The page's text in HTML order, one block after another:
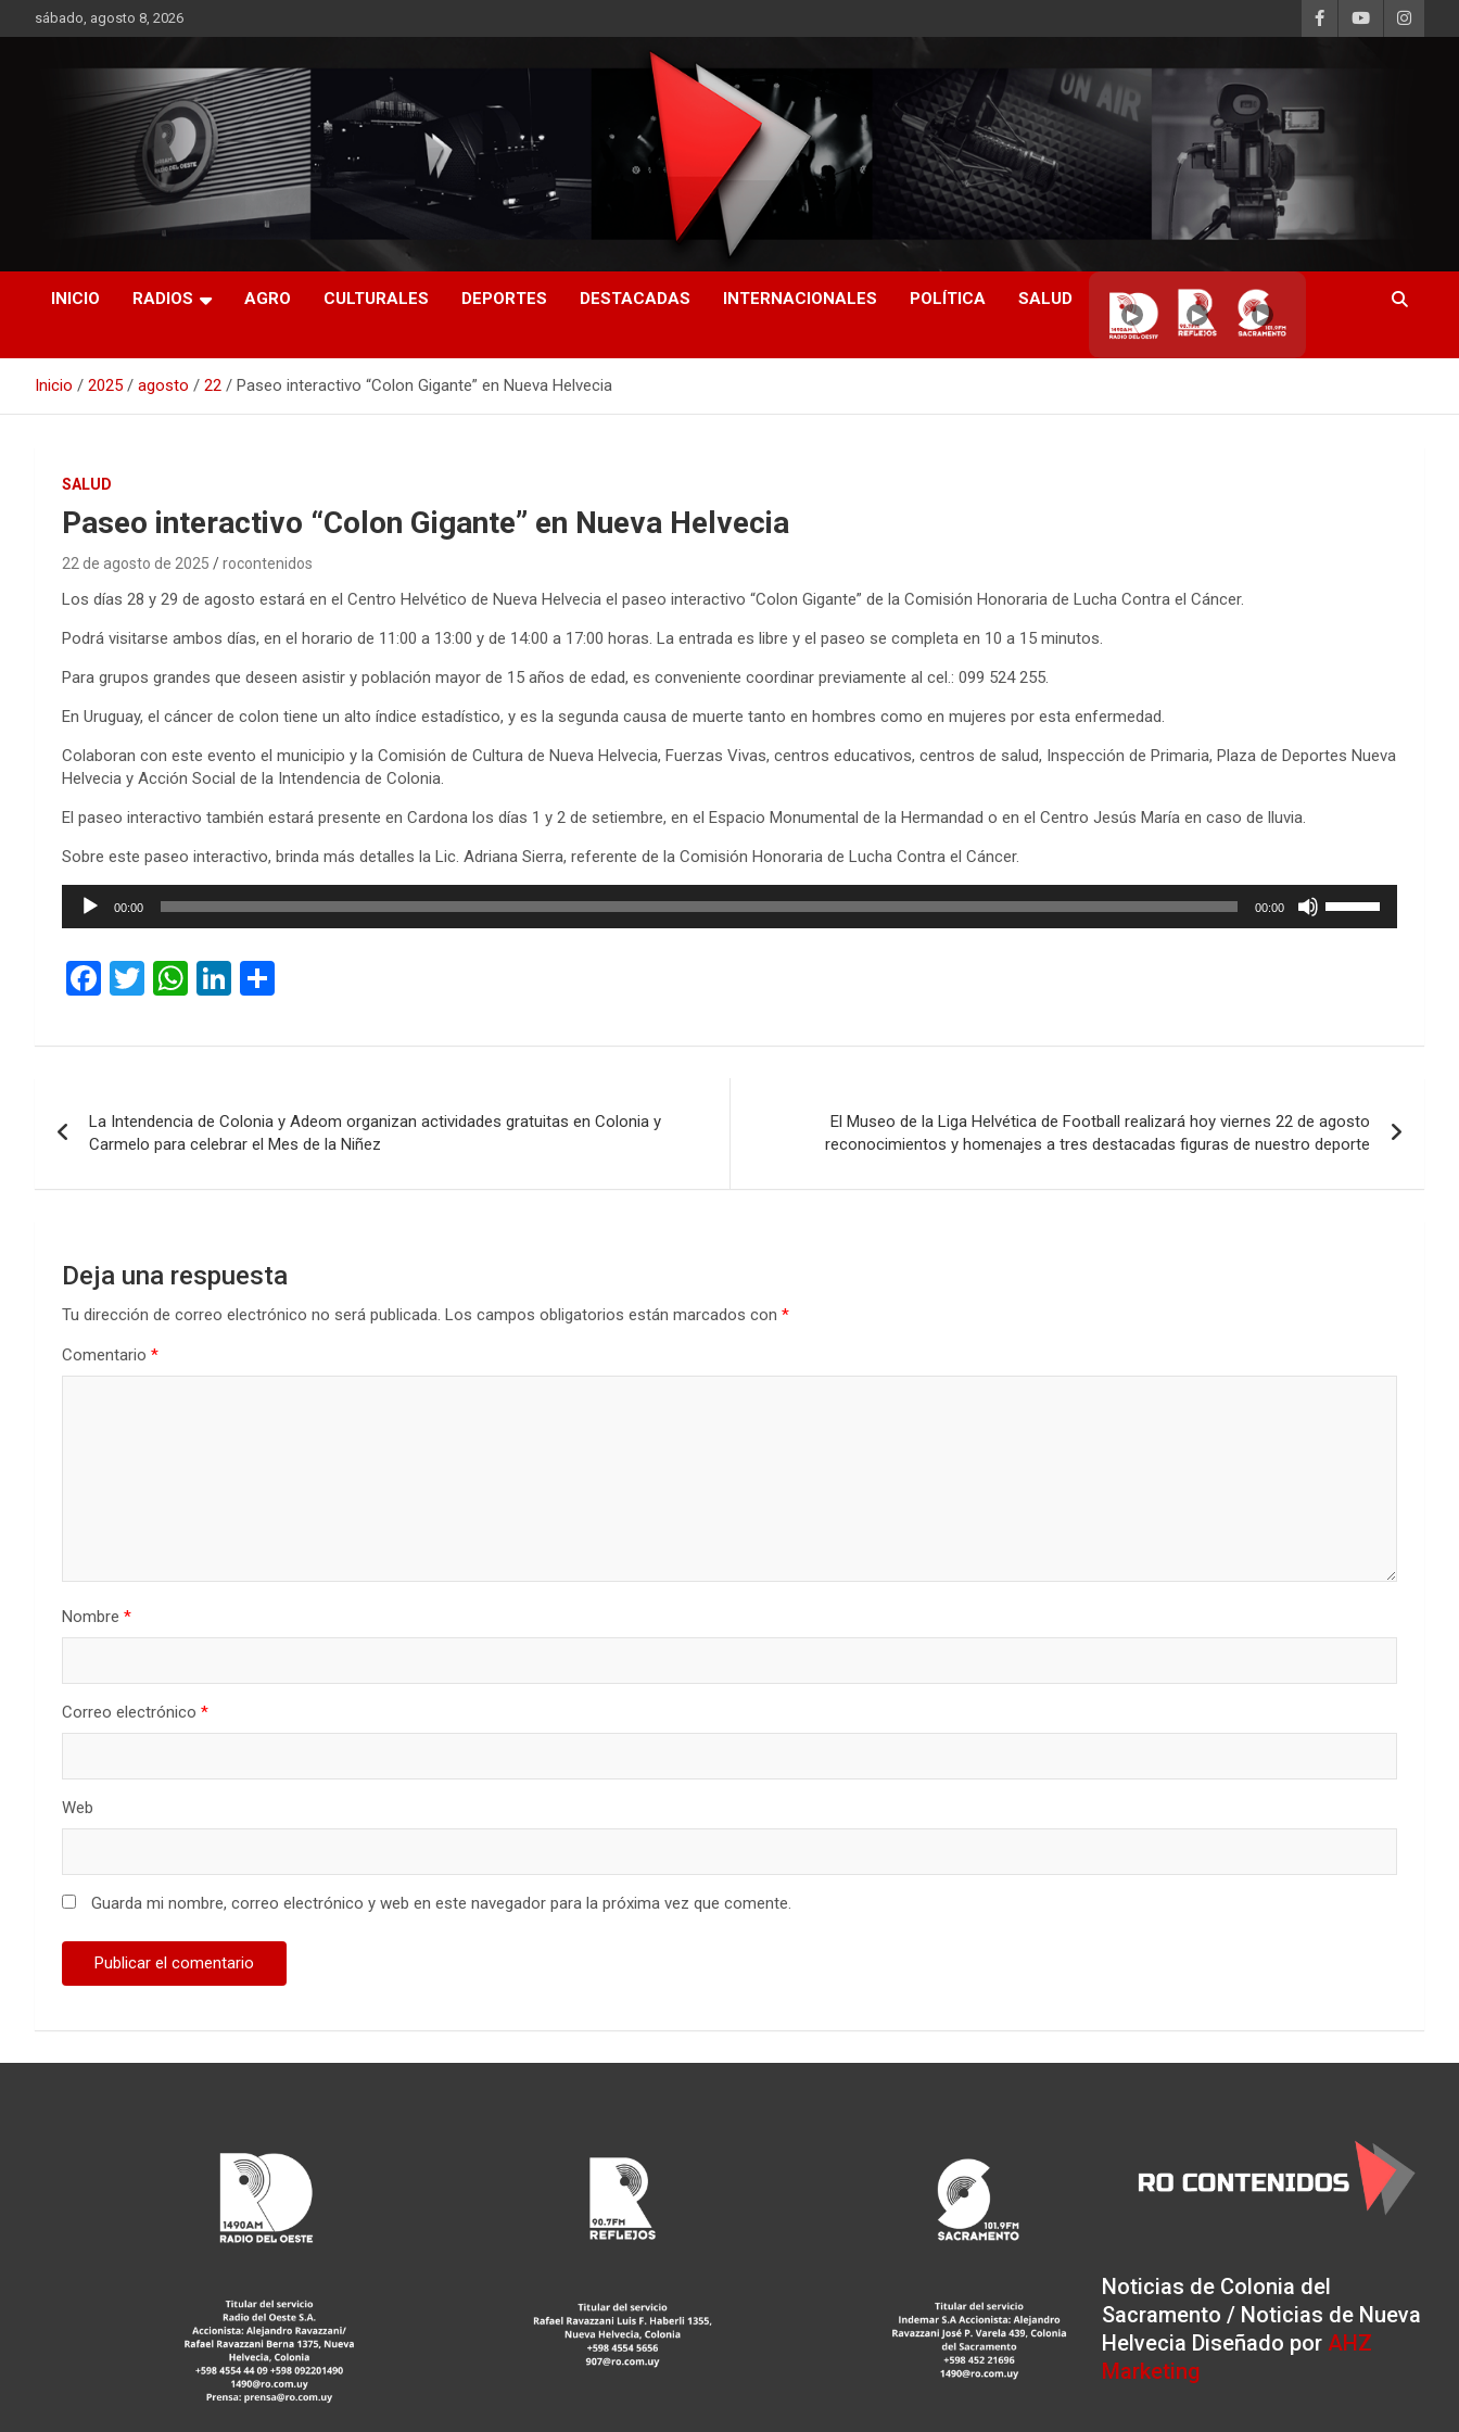
al
sábado, agosto 8, 2026
RO CONTENIDOS
INICIO RADIOS AGRO CULTURALES DEPORTES DESTACADAS INTERNACIONALES POLÍTICA SALUD
▶ ▶ ▶
Inicio 2025 agosto 22 Paseo interactivo “Colon Gigante” en Nueva Helvecia
SALUD
Paseo interactivo “Colon Gigante” en Nueva Helvecia
22 de agosto de 2025 rocontenidos
Los días 28 y 29 de agosto estará en el Centro Helvético de Nueva Helvecia el paseo interactivo “Colon Gigante” de la Comisión Honoraria de Lucha Contra el Cáncer.
Podrá visitarse ambos días, en el horario de 11:00 a 13:00 y de 14:00 a 17:00 horas. La entrada es libre y el paseo se completa en 10 a 15 minutos.
Para grupos grandes que deseen asistir y población mayor de 15 años de edad, es conveniente coordinar previamente al cel.: 099 524 255.
En Uruguay, el cáncer de colon tiene un alto índice estadístico, y es la segunda causa de muerte tanto en hombres como en mujeres por esta enfermedad.
Colaboran con este evento el municipio y la Comisión de Cultura de Nueva Helvecia, Fuerzas Vivas, centros educativos, centros de salud, Inspección de Primaria, Plaza de Deportes Nueva
Helvecia y Acción Social de la Intendencia de Colonia.
El paseo interactivo también estará presente en Cardona los días 1 y 2 de setiembre, en el Espacio Monumental de la Hermandad o en el Centro Jesús María en caso de lluvia.
Sobre este paseo interactivo, brinda más detalles la Lic. Adriana Sierra, referente de la Comisión Honoraria de Lucha Contra el Cáncer.
Reproductor
00:00 00:00
el
volumen.
F
ce
o
o
k
T
tt
W
at
A
p
p
Li
ke
n
m
ar
tir
de
entradas
La Intendencia de Colonia y Adeom organizan actividades gratuitas en Colonia y
Carmelo para celebrar el Mes de la Niñez
El Museo de la Liga Helvética de Football realizará hoy viernes 22 de agosto
reconocimientos y homenajes a tres destacadas figuras de nuestro deporte
Deja una respuesta
Tu dirección de correo electrónico no será publicada. Los campos obligatorios están marcados con *
Comentario *
Nombre *
Correo electrónico *
Web
Guarda mi nombre, correo electrónico y web en este navegador para la próxima vez que comente.
Noticias de Colonia del
Sacramento / Noticias de Nueva
Helvecia Diseñado por AHZ
Marketing